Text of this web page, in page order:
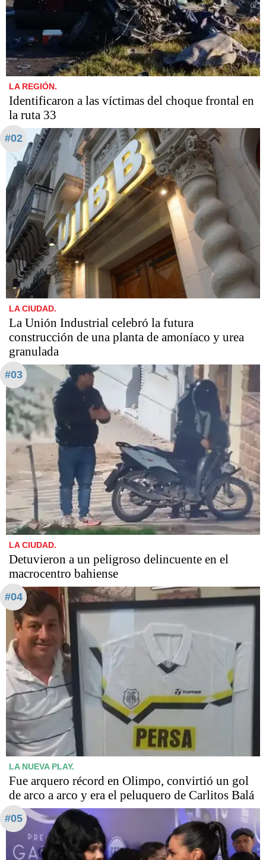
LA REGIÓN.
Identificaron a las víctimas del choque frontal en
la ruta 33
#02
LA CIUDAD.
La Unión Industrial celebró la futura
construcción de una planta de amoníaco y urea
granulada
#03
LA CIUDAD.
Detuvieron a un peligroso delincuente en el
macrocentro bahiense
#04
LA NUEVA PLAY.
Fue arquero récord en Olimpo, convirtió un gol
de arco a arco y era el peluquero de Carlitos Balá
#05